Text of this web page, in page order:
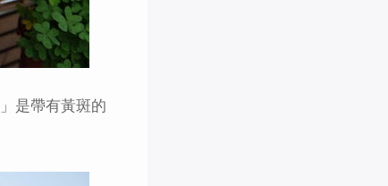
」是帶有黃斑的